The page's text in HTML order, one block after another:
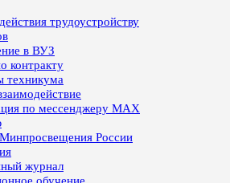
трудоустройству
в ВУЗ
контракту
техникума
по мессенджеру MAX
России
журнал